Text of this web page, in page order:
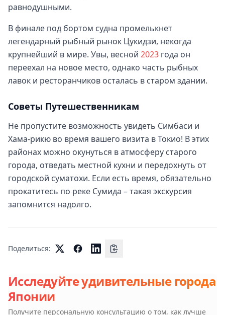
равнодушными.
В финале под бортом судна промелькнет
легендарный рыбный рынок Цукидзи, некогда
крупнейший в мире. Увы, весной 2023 года он
переехал на новое место, однако часть рыбных
лавок и ресторанчиков осталась в старом здании.
Советы Путешественникам
Не пропустите возможность увидеть Симбаси и
Хама-рикю во время вашего визита в Токио! В этих
районах можно окунуться в атмосферу старого
города, отведать местной кухни и передохнуть от
городской суматохи. Если есть время, обязательно
прокатитесь по реке Сумида – такая экскурсия
запомнится надолго.
Поделиться:
Исследуйте удивительные города
Японии
Получите персональную консультацию о том, как лучше